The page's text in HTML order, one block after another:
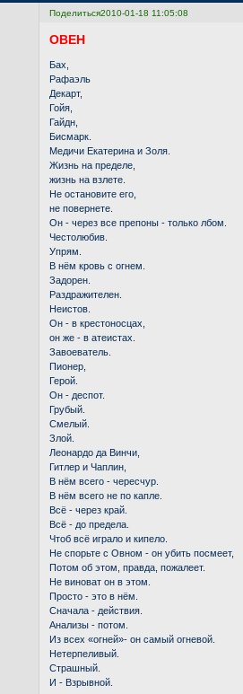
Поделиться2010-01-18 11:05:08
ОВЕН
Бах,
Рафаэль
Декарт,
Гойя,
Гайдн,
Бисмарк.
Медичи Екатерина и Золя.
Жизнь на пределе,
жизнь на взлете.
Не остановите его,
не повернете.
Он - через все препоны - только лбом.
Честолюбив.
Упрям.
В нём кровь с огнем.
Задорен.
Раздражителен.
Неистов.
Он - в крестоносцах,
он же - в атеистах.
Завоеватель.
Пионер,
Герой.
Он - деспот.
Грубый.
Смелый.
Злой.
Леонардо да Винчи,
Гитлер и Чаплин,
В нём всего - чересчур.
В нём всего не по капле.
Всё - через край.
Всё - до предела.
Чтоб всё играло и кипело.
Не спорьте с Овном - он убить посмеет,
Потом об этом, правда, пожалеет.
Не виноват он в этом.
Просто - это в нём.
Сначала - действия.
Анализы - потом.
Из всех «огней»- он самый огневой.
Нетерпеливый.
Страшный.
И - Взрывной.